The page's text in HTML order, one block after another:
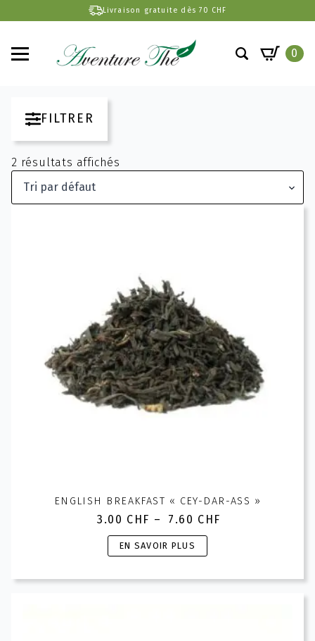
Livraison gratuite dès 70 CHF
0
FILTRER
2 résultats affichés
ENGLISH BREAKFAST « CEY-DAR-ASS »
3.00 CHF – 7.60 CHF
Plage
de
prix :
à
EN SAVOIR PLUS
Ce
produit